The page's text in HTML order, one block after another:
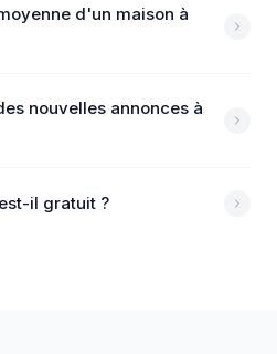
d'un maison à
nouvelles annonces à
il gratuit ?